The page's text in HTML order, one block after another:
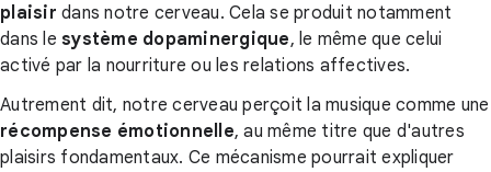
plaisir dans notre cerveau. Cela se produit notamment
dans le système dopaminergique, le même que celui
activé par la nourriture ou les relations affectives.
Autrement dit, notre cerveau perçoit la musique comme une
récompense émotionnelle, au même titre que d'autres
plaisirs fondamentaux. Ce mécanisme pourrait expliquer